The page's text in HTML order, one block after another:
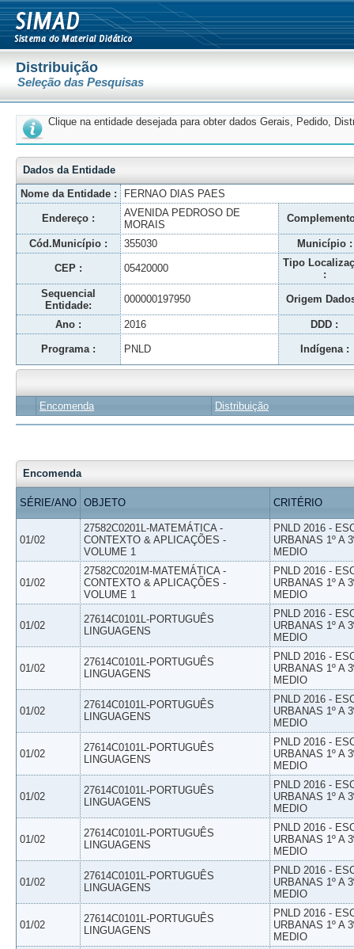
Distribuição
Seleção das Pesquisas
Clique na entidade desejada para obter dados Gerais, Pedido,
Dados da Entidade
Nome da Entidade :
FERNAO DIAS PAES
Endereço :
AVENIDA PEDROSO DE
MORAIS
Cód.Município : 355030 Município :
CEP : 05420000
Tipo
:
Sequencial
Entidade:
000000197950 Origem
Ano : 2016 DDD :
Programa : PNLD Indígena :
Encomenda Distribuição
Encomenda
SÉRIE/ANO OBJETO CRITÉRIO
01/02
27582C0201L-MATEMÁTICA -
CONTEXTO & APLICAÇÕES -
VOLUME 1
PNLD 2016 -
URBANAS 1º A
MEDIO
01/02
27582C0201M-MATEMÁTICA -
CONTEXTO & APLICAÇÕES -
VOLUME 1
PNLD 2016 -
URBANAS 1º A
MEDIO
01/02
27614C0101L-PORTUGUÊS
LINGUAGENS
PNLD 2016 -
URBANAS 1º A
MEDIO
01/02
27614C0101L-PORTUGUÊS
LINGUAGENS
PNLD 2016 -
URBANAS 1º A
MEDIO
01/02
27614C0101L-PORTUGUÊS
LINGUAGENS
PNLD 2016 -
URBANAS 1º A
MEDIO
01/02
27614C0101L-PORTUGUÊS
LINGUAGENS
PNLD 2016 -
URBANAS 1º A
MEDIO
01/02
27614C0101L-PORTUGUÊS
LINGUAGENS
PNLD 2016 -
URBANAS 1º A
MEDIO
01/02
27614C0101L-PORTUGUÊS
LINGUAGENS
PNLD 2016 -
URBANAS 1º A
MEDIO
01/02
27614C0101L-PORTUGUÊS
LINGUAGENS
PNLD 2016 -
URBANAS 1º A
MEDIO
01/02
27614C0101L-PORTUGUÊS
LINGUAGENS
PNLD 2016 -
URBANAS 1º A
MEDIO